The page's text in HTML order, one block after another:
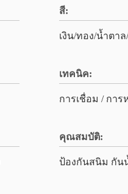
สี:
เงิน/ทอง/น้ำตาล
เทคนิค:
การเชื่อม / การ
คุณสมบัติ:
ป้องกันสนิม กัน